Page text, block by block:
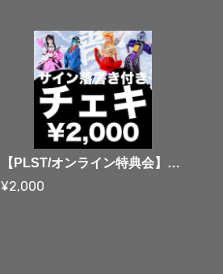
【PLST/オンライン特典会】08/16 プランクリーンスターズ サイン入りチェキ【水着衣装】
¥2,000